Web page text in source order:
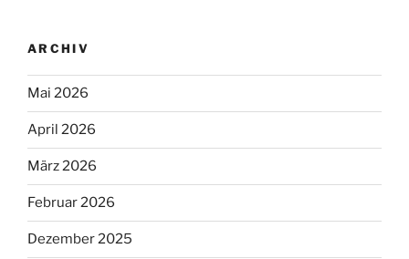
ARCHIV
Mai 2026
April 2026
März 2026
Februar 2026
Dezember 2025